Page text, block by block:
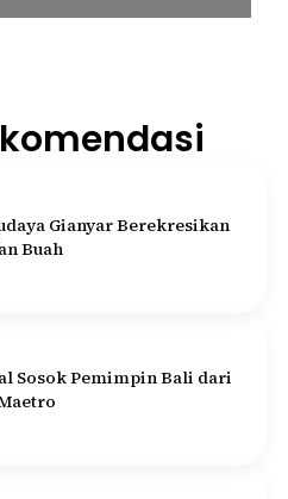
Gianyar Berekresikan
Buah
Sosok Pemimpin Bali dari